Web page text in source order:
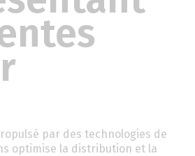
par des technologies de
optimise la distribution et la